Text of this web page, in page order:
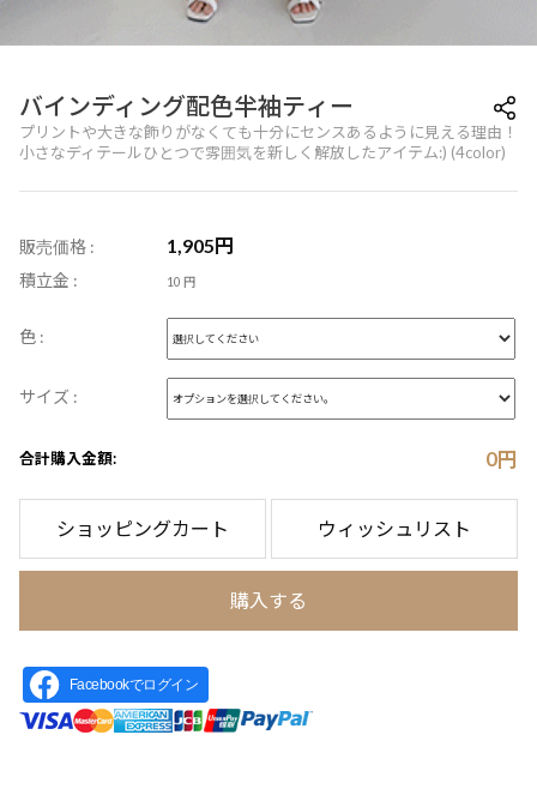
バインディング配色半袖ティー
プリントや大きな飾りがなくても十分にセンスあるように見える理由！
小さなディテールひとつで雰囲気を新しく解放したアイテム:) (4color)
販売価格 : 1,905 円
積立金 : 10 円
色 :
サイズ :
合計購入金額: 0円
ショッピングカート ウィッシュリスト
購入する
Facebookでログイン